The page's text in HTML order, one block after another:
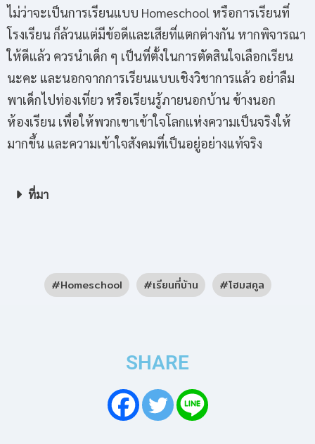
ไม่ว่าจะเป็นการเรียนแบบ Homeschool หรือการเรียนที่
โรงเรียน ก็ล้วนแต่มีข้อดีและเสียที่แตกต่างกัน หากพิจารณา
ให้ดีแล้ว ควรนำเด็ก ๆ เป็นที่ตั้งในการตัดสินใจเลือกเรียน
นะคะ และนอกจากการเรียนแบบเชิงวิชาการแล้ว อย่าลืม
พาเด็กไปท่องเที่ยว หรือเรียนรู้ภายนอกบ้าน ข้างนอก
ห้องเรียน เพื่อให้พวกเขาเข้าใจโลกแห่งความเป็นจริงให้
มากขึ้น และความเข้าใจสังคมที่เป็นอยู่อย่างแท้จริง
ที่มา
Homeschool เรียนที่บ้าน โฮมสคูล
SHARE